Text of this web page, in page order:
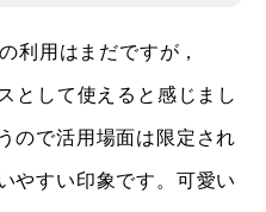
利用はまだですが，
として使えると感じまし
ので活用場面は限定され
やすい印象です。可愛い